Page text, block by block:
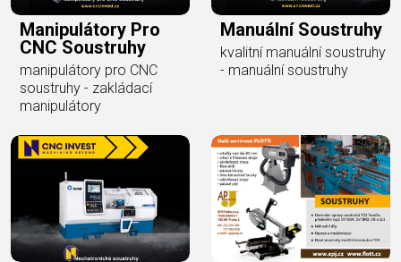
Manipulátory Pro
CNC Soustruhy
manipulátory pro CNC
soustruhy - zakládací
manipulátory
Manuální Soustruhy
kvalitní manuální soustruhy
- manuální soustruhy